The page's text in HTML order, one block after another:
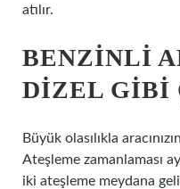
atılır.
BENZINLI
DIZEL GIBI
Büyük olasılıkla
Ateşleme zamanlaması
iki ateşleme meydana